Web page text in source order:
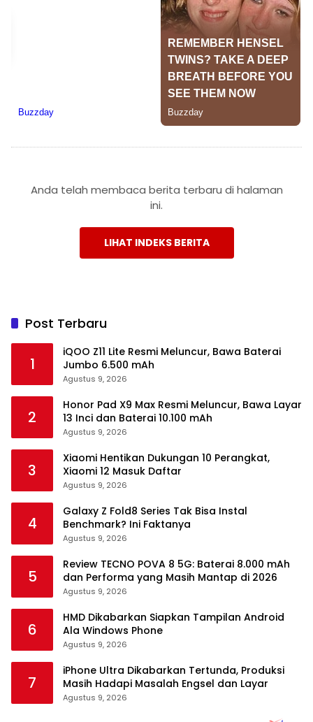
Anda telah membaca berita terbaru di halaman
ini.
LIHAT INDEKS BERITA
Post Terbaru
1
iQOO Z11 Lite Resmi Meluncur, Bawa Baterai
Jumbo 6.500 mAh
Agustus 9, 2026
2
Honor Pad X9 Max Resmi Meluncur, Bawa Layar
13 Inci dan Baterai 10.100 mAh
Agustus 9, 2026
3
Xiaomi Hentikan Dukungan 10 Perangkat,
Xiaomi 12 Masuk Daftar
Agustus 9, 2026
4
Galaxy Z Fold8 Series Tak Bisa Instal
Benchmark? Ini Faktanya
Agustus 9, 2026
5
Review TECNO POVA 8 5G: Baterai 8.000 mAh
dan Performa yang Masih Mantap di 2026
Agustus 9, 2026
6
HMD Dikabarkan Siapkan Tampilan Android
Ala Windows Phone
Agustus 9, 2026
7
iPhone Ultra Dikabarkan Tertunda, Produksi
Masih Hadapi Masalah Engsel dan Layar
Agustus 9, 2026